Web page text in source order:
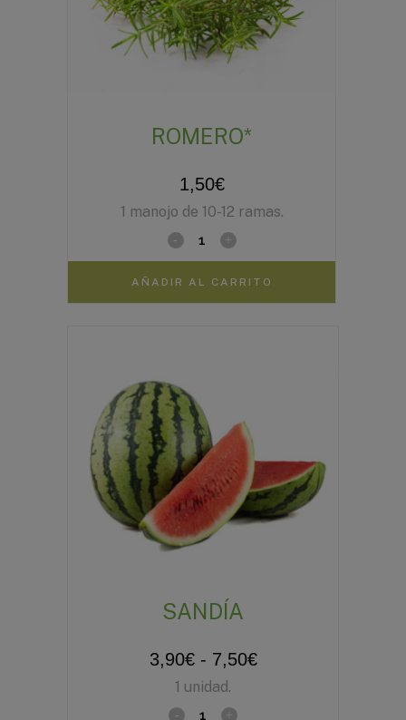
AÑADIR AL CARRITO
ROMERO*
1,50€
1 manojo de 10-12 ramas.
SANDÍA
3,90€ - 7,50€Rango
1 unidad.